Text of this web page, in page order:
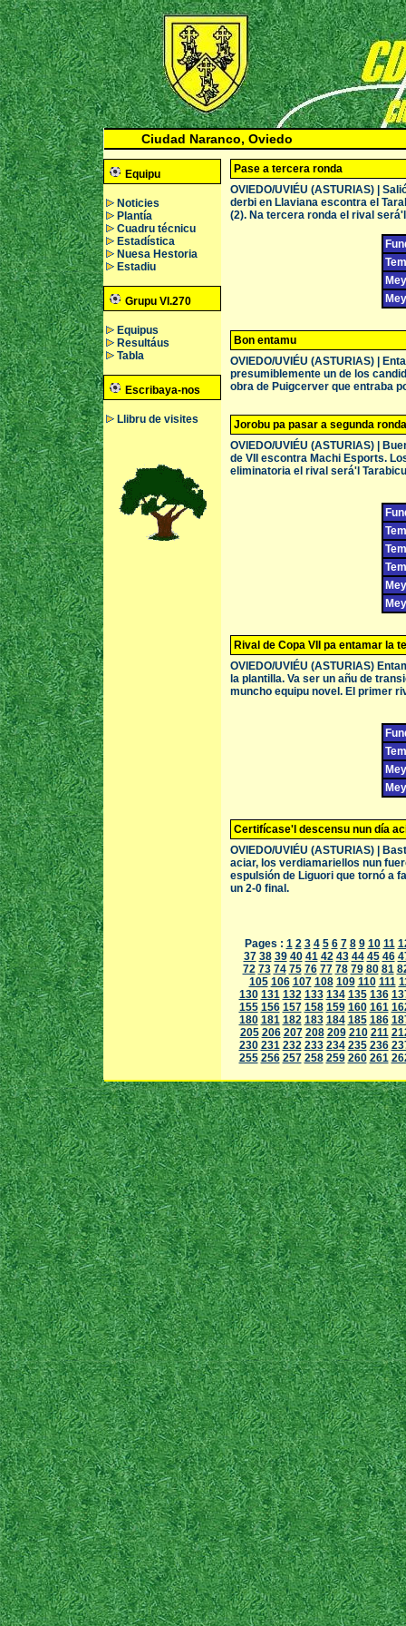
Ciudad Naranco, Oviedo
Equipu
Noticies
Plantía
Cuadru técnicu
Estadística
Nuesa Hestoria
Estadiu
Grupu VI.270
Equipus
Resultáus
Tabla
Escribaya-nos
Llibru de visites
Pase a tercera ronda
OVIEDO/UVIÉU (ASTURIAS) |
derbi en Llaviana escontra el
(2). Na tercera ronda el rival
Bon entamu
OVIEDO/UVIÉU (ASTURIAS) |
presumiblemente un de los
obra de Puigcerver que entraba
Jorobu pa pasar a segunda ronda
OVIEDO/UVIÉU (ASTURIAS) |
de VII escontra Machi Esports.
eliminatoria el rival será'l
Rival de Copa VII pa entamar la
OVIEDO/UVIÉU (ASTURIAS)
la plantilla. Va ser un añu de
muncho equipu novel. El primer
Certifícase'l descensu nun día
OVIEDO/UVIÉU (ASTURIAS) |
aciar, los verdiamariellos nun
espulsión de Liguori que tornó a
un 2-0 final.
Pages : 1 2 3 4 5 6 7 8 9 10 11
37 38 39 40 41 42 43 44 45 46
72 73 74 75 76 77 78 79 80 81
105 106 107 108 109 110 111
130 131 132 133 134 135 136
155 156 157 158 159 160 161
180 181 182 183 184 185 186
205 206 207 208 209 210 211
230 231 232 233 234 235 236
255 256 257 258 259 260 261